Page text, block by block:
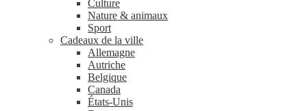
Culture
Nature & animaux
Sport
Cadeaux de la ville
Allemagne
Autriche
Belgique
Canada
États-Unis